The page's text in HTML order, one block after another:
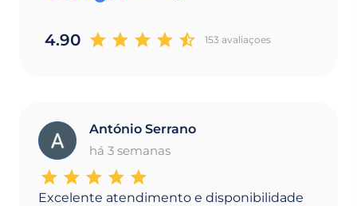
4.90 153 avaliaçoes
A
António Serrano
há 3 semanas
Excelente atendimento e disponibilidade